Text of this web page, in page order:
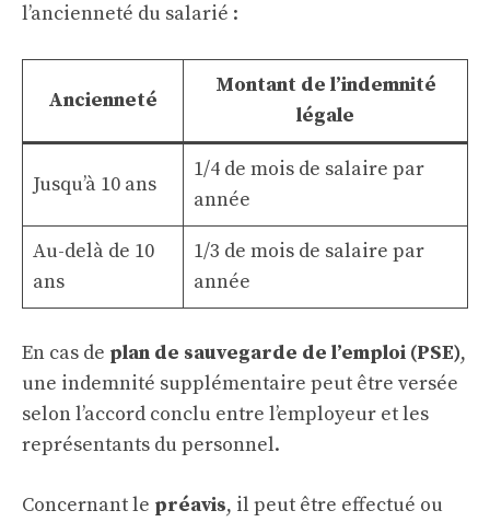
l’ancienneté du salarié :
Ancienneté
Montant de l’indemnité
légale
Jusqu’à 10 ans
1/4 de mois de salaire par
année
Au-delà de 10
ans
1/3 de mois de salaire par
année
En cas de plan de sauvegarde de l’emploi (PSE),
une indemnité supplémentaire peut être versée
selon l’accord conclu entre l’employeur et les
représentants du personnel.
Concernant le préavis, il peut être effectué ou